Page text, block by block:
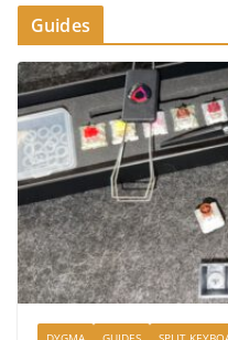
Guides